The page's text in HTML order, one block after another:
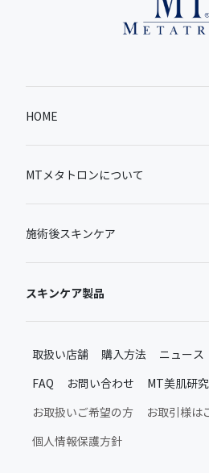
HOME
MTメタトロンについて
施術後スキンケア
スキンケア製品
MTメタトロン新製品・限定品
施術後のスキンケア
ムーンアッププロダクト
取扱い店舗 購入方法 ニュース
FAQ お問い合わせ MT美肌研
お取扱いご希望の方 お取引様は
個人情報保護方針